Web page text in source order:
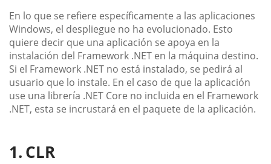
En lo que se refiere específicamente a las aplicaciones
Windows, el despliegue no ha evolucionado. Esto
quiere decir que una aplicación se apoya en la
instalación del Framework .NET en la máquina destino.
Si el Framework .NET no está instalado, se pedirá al
usuario que lo instale. En el caso de que la aplicación
use una librería .NET Core no incluida en el Framework
.NET, esta se incrustará en el paquete de la aplicación.
CLR